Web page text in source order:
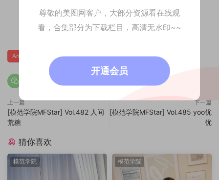
Arude薇薇
上一篇
[模范学院MFStar] Vol.482 人间
荒糖
下一篇
[模范学院MFStar] Vol.485 yoo优
优
猜你喜欢
模范学院 模范学院
尊敬的美图网客户，大部分资源看在线观
看，合集部分为下载栏目，高清无水印~~
开通会员